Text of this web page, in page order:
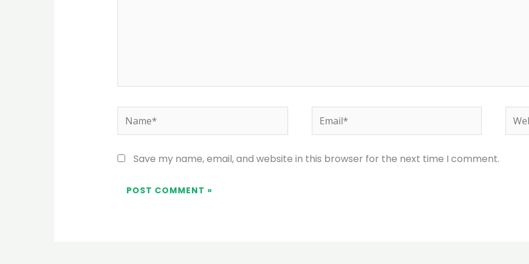
Name* Email*
Save my name, email, and website in this browser for the next time I comment.